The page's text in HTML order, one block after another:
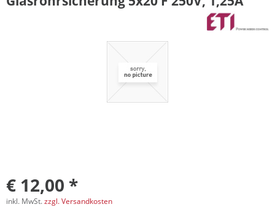
€ 12,00 *
inkl. MwSt.zzgl. Versandkosten